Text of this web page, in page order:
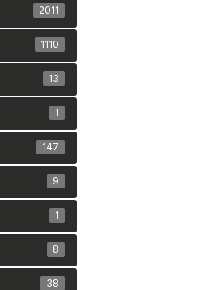
2011
1110
13
1
147
9
1
8
38